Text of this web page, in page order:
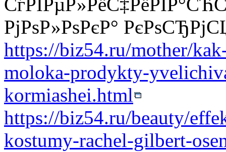
РјРѕР»РѕРєР°
https://biz54.ru/mother/
moloka-prodykty-
kormiashei.html
https://biz54.ru/beauty/
kostumy-rachel-gilbert-